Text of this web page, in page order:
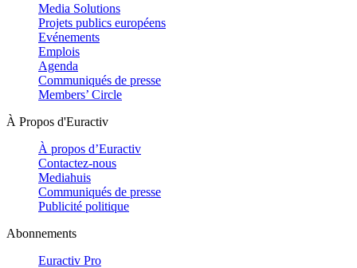
Media Solutions
Projets publics européens
Evénements
Emplois
Agenda
Communiqués de presse
Members’ Circle
À Propos d'Euractiv
À propos d’Euractiv
Contactez-nous
Mediahuis
Communiqués de presse
Publicité politique
Abonnements
Euractiv Pro